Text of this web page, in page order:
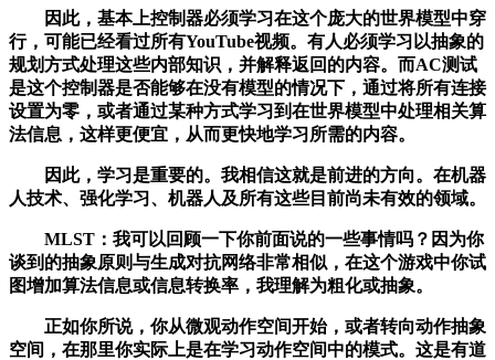
因此，基本上控制器必须学习在这个庞大的世界模型中穿
行，可能已经看过所有YouTube视频。有人必须学习以抽象的
规划方式处理这些内部知识，并解释返回的内容。而AC测试
是这个控制器是否能够在没有模型的情况下，通过将所有连接
设置为零，或者通过某种方式学习到在世界模型中处理相关算
法信息，这样更便宜，从而更快地学习所需的内容。
因此，学习是重要的。我相信这就是前进的方向。在机器
人技术、强化学习、机器人及所有这些目前尚未有效的领域。
MLST：我可以回顾一下你前面说的一些事情吗？因为你
谈到的抽象原则与生成对抗网络非常相似，在这个游戏中你试
图增加算法信息或信息转换率，我理解为粗化或抽象。
正如你所说，你从微观动作空间开始，或者转向动作抽象
空间，在那里你实际上是在学习动作空间中的模式。这是有道